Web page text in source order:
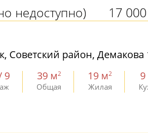
17 000
недоступно)
Советский район, Демакова
9 39 м2
Общая
19 м2
Жилая